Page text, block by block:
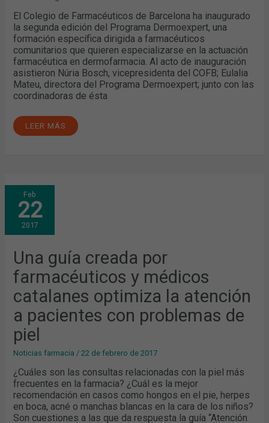
El Colegio de Farmacéuticos de Barcelona ha inaugurado
la segunda edición del Programa Dermoexpert, una
formación específica dirigida a farmacéuticos
comunitarios que quieren especializarse en la actuación
farmacéutica en dermofarmacia. Al acto de inauguración
asistieron Núria Bosch, vicepresidenta del COFB; Eulalia
Mateu, directora del Programa Dermoexpert; junto con las
coordinadoras de ésta
LEER MÁS
Feb
22
2017
Una guía creada por
farmacéuticos y médicos
catalanes optimiza la atención
a pacientes con problemas de
piel
Noticias farmacia /22 de febrero de 2017
¿Cuáles son las consultas relacionadas con la piel más
frecuentes en la farmacia? ¿Cuál es la mejor
recomendación en casos como hongos en el pie, herpes
en boca, acné o manchas blancas en la cara de los niños?
Son cuestiones a las que da respuesta la guía “Atención
UNA
GUÍA
CREADA
POR
FARMACÉUTICOS
Y
MÉDICOS
LA
ATENCIÓN
A
PACIENTES
CON
PROBLEMAS
DE
PIEL